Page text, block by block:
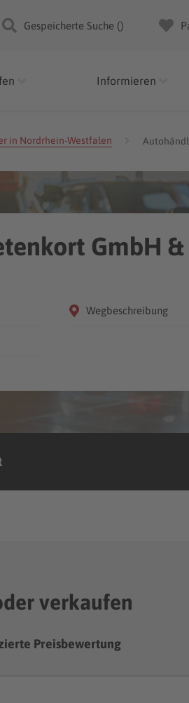
Gespeicherte Suche ()
Informieren
in Nordrhein-Westfalen
GmbH
Wegbeschreibung
verkaufen
Preisbewertung